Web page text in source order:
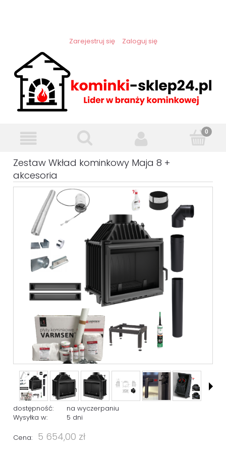
Zarejestruj się Zaloguj się
Zestaw Wkład kominkowy Maja 8 +
akcesoria
dostępność:
na wyczerpaniu
Wysyłka w:
5 dni
Cena: 5 654,00 zł